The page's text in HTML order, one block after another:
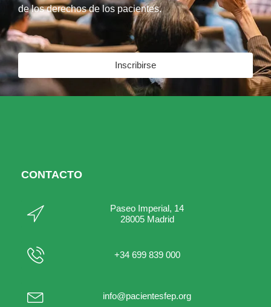
de los derechos de los pacientes.
Inscribirse
CONTACTO
Paseo Imperial, 14
28005 Madrid
+34 699 839 000
info@pacientesfep.org